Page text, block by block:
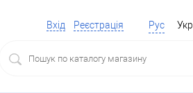
Вхід Реєстрація Рус Укр